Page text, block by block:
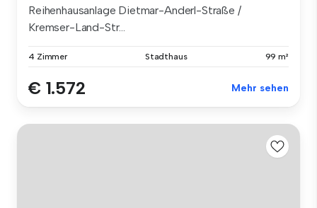
Reihenhausanlage Dietmar-Anderl-Straße /
Kremser-Land-Str...
4 Zimmer Stadthaus 99 m²
€ 1.572 Mehr sehen